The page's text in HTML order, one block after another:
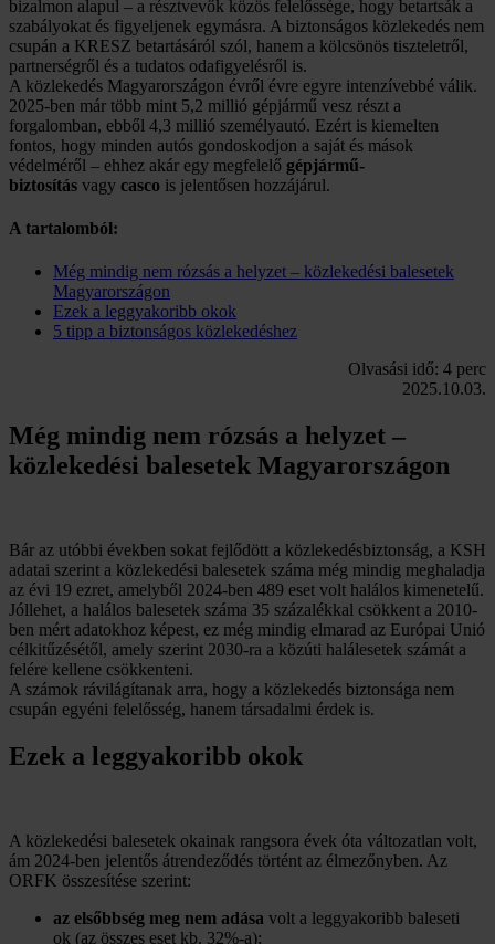
bizalmon alapul – a résztvevők közös felelőssége, hogy betartsák a
szabályokat és figyeljenek egymásra. A biztonságos közlekedés nem
csupán a KRESZ betartásáról szól, hanem a kölcsönös tiszteletről,
partnerségről és a tudatos odafigyelésről is.
A közlekedés Magyarországon évről évre egyre intenzívebbé válik.
2025-ben már több mint 5,2 millió gépjármű vesz részt a
forgalomban, ebből 4,3 millió személyautó. Ezért is kiemelten
fontos, hogy minden autós gondoskodjon a saját és mások
védelméről – ehhez akár egy megfelelő gépjármű-
biztosítás vagy casco is jelentősen hozzájárul.
A tartalomból:
Még mindig nem rózsás a helyzet – közlekedési balesetek
Magyarországon
Ezek a leggyakoribb okok
5 tipp a biztonságos közlekedéshez
Olvasási idő: 4 perc
2025.10.03.
Még mindig nem rózsás a helyzet –
közlekedési balesetek Magyarországon
Bár az utóbbi években sokat fejlődött a közlekedésbiztonság, a KSH
adatai szerint a közlekedési balesetek száma még mindig meghaladja
az évi 19 ezret, amelyből 2024-ben 489 eset volt halálos kimenetelű.
Jóllehet, a halálos balesetek száma 35 százalékkal csökkent a 2010-
ben mért adatokhoz képest, ez még mindig elmarad az Európai Unió
célkitűzésétől, amely szerint 2030-ra a közúti halálesetek számát a
felére kellene csökkenteni.
A számok rávilágítanak arra, hogy a közlekedés biztonsága nem
csupán egyéni felelősség, hanem társadalmi érdek is.
Ezek a leggyakoribb okok
A közlekedési balesetek okainak rangsora évek óta változatlan volt,
ám 2024-ben jelentős átrendeződés történt az élmezőnyben. Az
ORFK összesítése szerint:
az elsőbbség meg nem adása volt a leggyakoribb baleseti
ok (az összes eset kb. 32%-a);